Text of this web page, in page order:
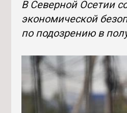
В Северной Осетии
экономической
по подозрению в